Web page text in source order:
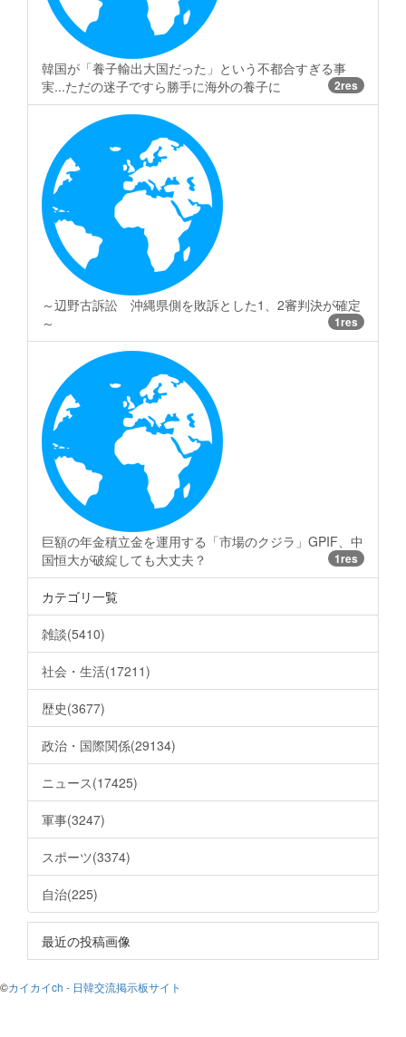
韓国が「養子輸出大国だった」という不都合すぎる事
実...ただの迷子ですら勝手に海外の養子に
2res
～辺野古訴訟 沖縄県側を敗訴とした1、2審判決が確定
～
1res
巨額の年金積立金を運用する「市場のクジラ」GPIF、中
国恒大が破綻しても大丈夫？
1res
カテゴリ一覧
雑談(5410)
社会・生活(17211)
歴史(3677)
政治・国際関係(29134)
ニュース(17425)
軍事(3247)
スポーツ(3374)
自治(225)
最近の投稿画像
©カイカイch - 日韓交流掲示板サイト